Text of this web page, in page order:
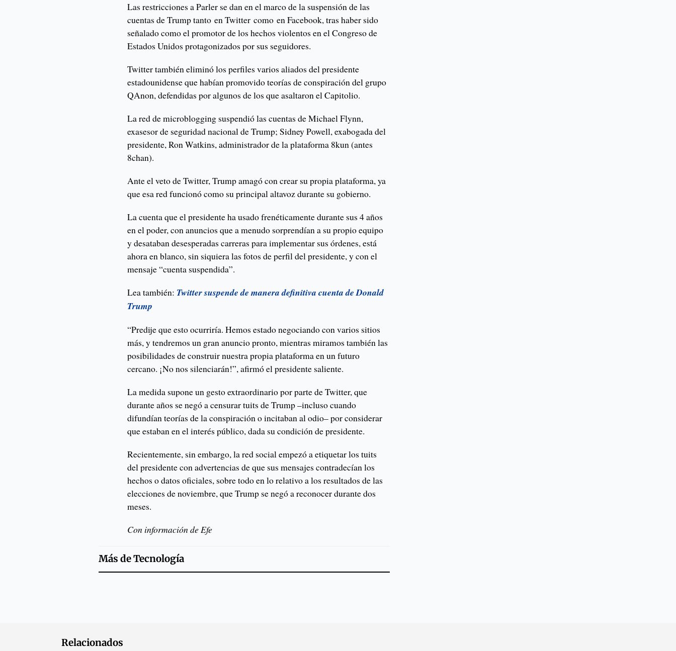
Las restricciones a Parler se dan en el marco de la suspensión de las
cuentas de Trump tanto en Twitter como en Facebook, tras haber sido
señalado como el promotor de los hechos violentos en el Congreso de
Estados Unidos protagonizados por sus seguidores.
Twitter también eliminó los perfiles varios aliados del presidente
estadounidense que habían promovido teorías de conspiración del grupo
QAnon, defendidas por algunos de los que asaltaron el Capitolio.
La red de microblogging suspendió las cuentas de Michael Flynn,
exasesor de seguridad nacional de Trump; Sidney Powell, exabogada del
presidente, Ron Watkins, administrador de la plataforma 8kun (antes
8chan).
Ante el veto de Twitter, Trump amagó con crear su propia plataforma, ya
que esa red funcionó como su principal altavoz durante su gobierno.
La cuenta que el presidente ha usado frenéticamente durante sus 4 años
en el poder, con anuncios que a menudo sorprendían a su propio equipo
y desataban desesperadas carreras para implementar sus órdenes, está
ahora en blanco, sin siquiera las fotos de perfil del presidente, y con el
mensaje “cuenta suspendida”.
Lea también: Twitter suspende de manera definitiva cuenta de Donald
Trump
“Predije que esto ocurriría. Hemos estado negociando con varios sitios
más, y tendremos un gran anuncio pronto, mientras miramos también las
posibilidades de construir nuestra propia plataforma en un futuro
cercano. ¡No nos silenciarán!”, afirmó el presidente saliente.
La medida supone un gesto extraordinario por parte de Twitter, que
durante años se negó a censurar tuits de Trump –incluso cuando
difundían teorías de la conspiración o incitaban al odio– por considerar
que estaban en el interés público, dada su condición de presidente.
Recientemente, sin embargo, la red social empezó a etiquetar los tuits
del presidente con advertencias de que sus mensajes contradecían los
hechos o datos oficiales, sobre todo en lo relativo a los resultados de las
elecciones de noviembre, que Trump se negó a reconocer durante dos
meses.
Con información de Efe
Más deTecnología
Relacionados